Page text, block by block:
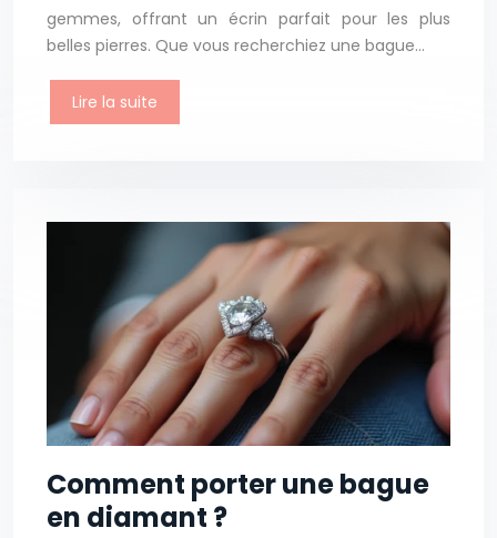
gemmes, offrant un écrin parfait pour les plus
belles pierres. Que vous recherchiez une bague…
Lire la suite
Comment porter une bague
en diamant ?